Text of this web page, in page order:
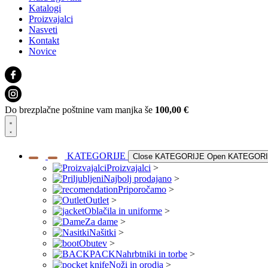
Katalogi
Proizvajalci
Nasveti
Kontakt
Novice
Do brezplačne poštnine vam manjka še 100,00 €
KATEGORIJE Close KATEGORIJE Open
Proizvajalci >
Najbolj prodajano >
Priporočamo >
Outlet >
Oblačila in uniforme >
Za dame >
Našitki >
Obutev >
Nahrbtniki in torbe >
Noži in orodja >